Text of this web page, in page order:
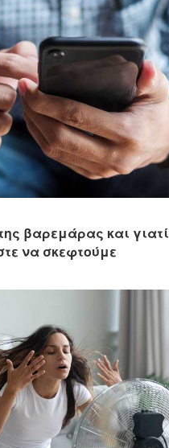
βαρεμάρας και γιατί
να σκεφτούμε